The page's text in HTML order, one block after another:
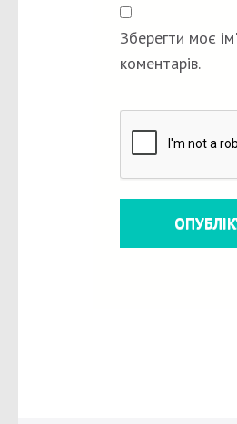
Зберегти моє
коментарів.